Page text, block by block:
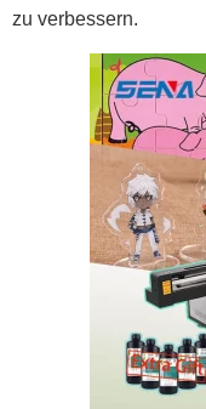
zu verbessern.